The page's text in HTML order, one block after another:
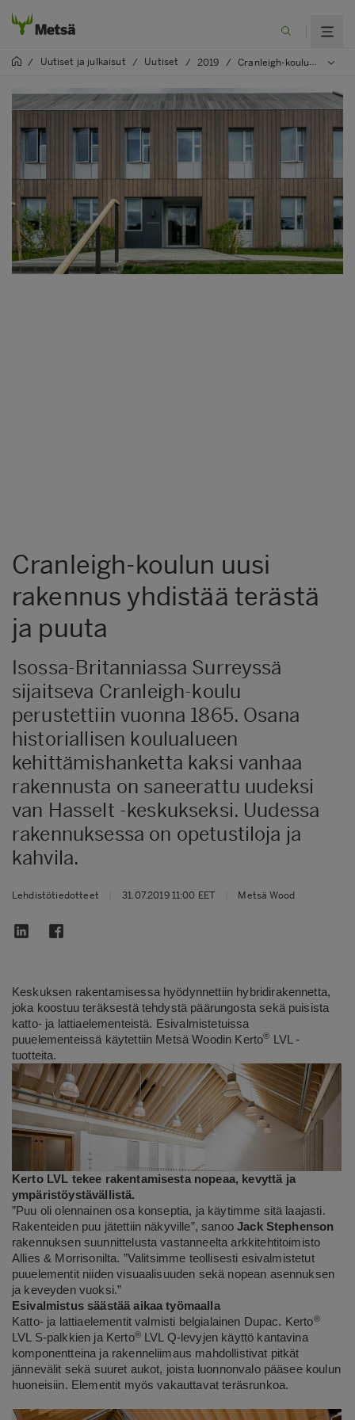
/ Uutiset ja julkaisut / Uutiset / 2019 / Cranleigh-koulun uusi rakennus yhdistää terästä ja puuta
Cranleigh-koulun uusi
rakennus yhdistää terästä
ja puuta
Isossa-Britanniassa Surreyssä
sijaitseva Cranleigh-koulu
perustettiin vuonna 1865. Osana
historiallisen koulualueen
kehittämishanketta kaksi vanhaa
rakennusta on saneerattu uudeksi
van Hasselt -keskukseksi. Uudessa
rakennuksessa on opetustiloja ja
kahvila.
Lehdistötiedotteet 31.07.2019 11:00 EET Metsä Wood
Keskuksen rakentamisessa hyödynnettiin hybridirakennetta,
joka koostuu teräksestä tehdystä päärungosta sekä puisista
katto- ja lattiaelementeistä. Esivalmistetuissa
puuelementeissä käytettiin Metsä Woodin Kerto®
LVL -
tuotteita.
Kerto LVL tekee rakentamisesta nopeaa, kevyttä ja
ympäristöystävällistä.
”Puu oli olennainen osa konseptia, ja käytimme sitä laajasti.
Rakenteiden puu jätettiin näkyville”, sanooJack Stephenson
rakennuksen suunnittelusta vastanneelta arkkitehtitoimisto
Allies & Morrisonilta. ”Valitsimme teollisesti esivalmistetut
puuelementit niiden visuaalisuuden sekä nopean asennuksen
ja keveyden vuoksi.”
Esivalmistus säästää aikaa työmaalla
Katto- ja lattiaelementit valmisti belgialainen Dupac. Kerto®
LVL S-palkkien ja Kerto®LVL Q-levyjen käyttö kantavina
komponentteina ja rakenneliimaus mahdollistivat pitkät
jännevälit sekä suuret aukot, joista luonnonvalo pääsee koulun
huoneisiin. Elementit myös vakauttavat teräsrunkoa.